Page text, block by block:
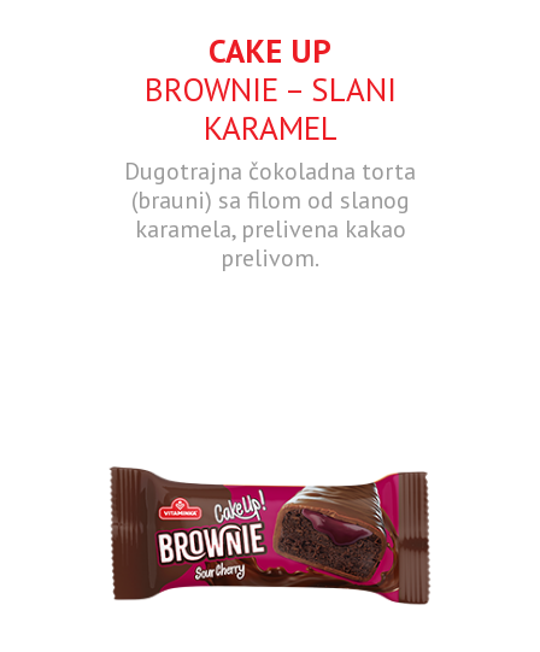
CAKE UP
BROWNIE – SLANI
KARAMEL
Dugotrajna čokoladna torta
(brauni) sa filom od slanog
karamela, prelivena kakao
prelivom.